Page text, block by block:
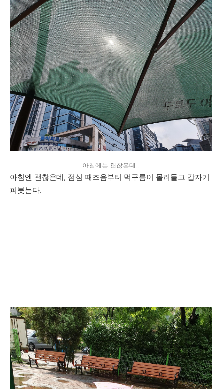
아침에는 괜찮은데..
아침엔 괜찮은데, 점심 때즈음부터 먹구름이 몰려들고 갑자기
퍼붓는다.